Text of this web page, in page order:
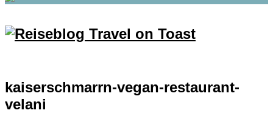
kaiserschmarrn-vegan-restaurant-
velani